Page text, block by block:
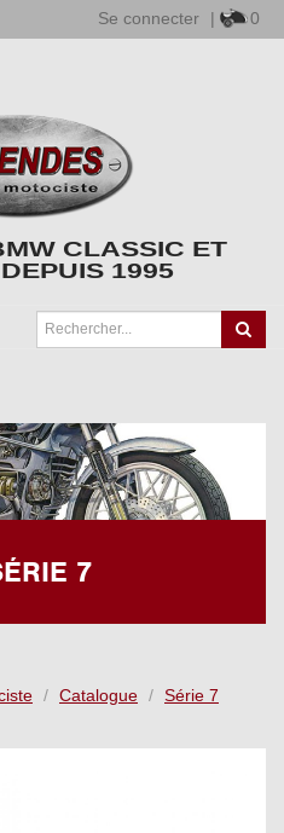
Se connecter | 0
CLASSIC ET
1995
7
Catalogue
Série 7